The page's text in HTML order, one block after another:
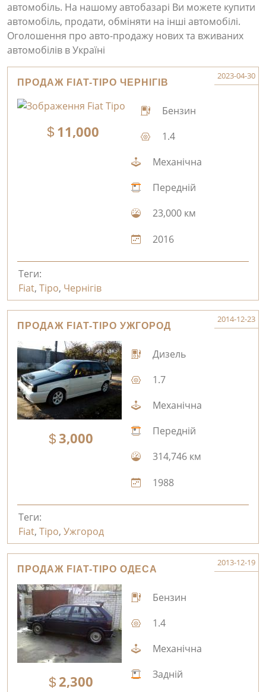
автомобіль. На нашому автобазарі Ви можете купити
автомобіль, продати, обміняти на інші автомобілі.
Оголошення про авто-продажу нових та вживаних
автомобілів в Україні
ПРОДАЖ FIAT-TIPO ЧЕРНІГІВ
2023-04-30
11,000
Бензин
1.4
Механічна
Передній
23,000 км
2016
Теги:
Fiat, Tipo, Чернігів
ПРОДАЖ FIAT-TIPO УЖГОРОД
2014-12-23
3,000
Дизель
1.7
Механічна
Передній
314,746 км
1988
Теги:
Fiat, Tipo, Ужгород
ПРОДАЖ FIAT-TIPO ОДЕСА
2013-12-19
2,300
Бензин
1.4
Механічна
Задній